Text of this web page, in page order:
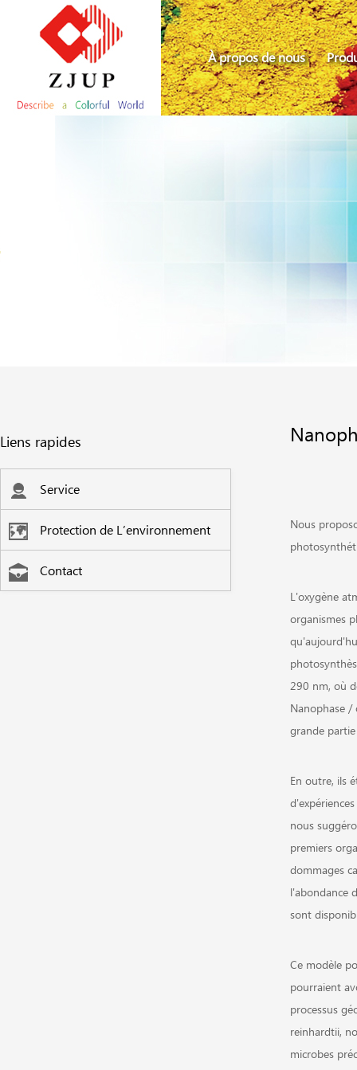
À propos de nous
Liens rapides
Service
Protection de L’environnement
Contact
Nous
L'oxygène
organismes
290 nm, où
Nanophase
grande
En outre, ils
nous
premiers
dommages
l'abondance
sont
Ce modèle
pourraient
processus
reinhardtii,
microbes